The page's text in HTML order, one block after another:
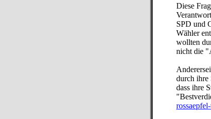
Diese
SPD und
Wähler
wollten
nicht die
durch ihre
dass ihre